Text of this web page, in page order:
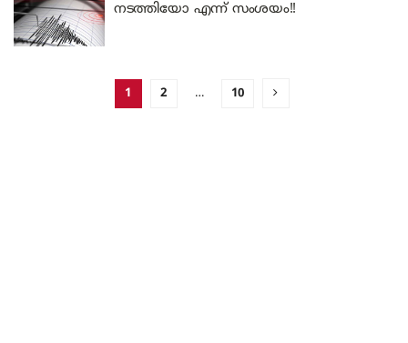
നടത്തിയോ എന്ന് സംശയം!!
1 2 … 10